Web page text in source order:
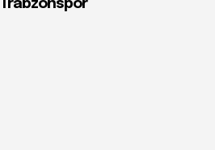
Trabzonspor